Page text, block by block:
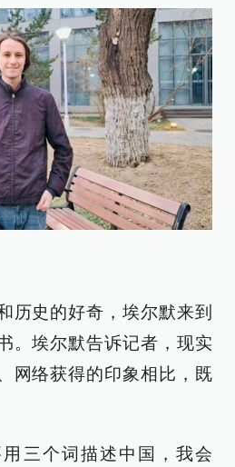
历史的好奇，埃尔默来到
。埃尔默告诉记者，现实
网络获得的印象相比，既
三个词描述中国，我会